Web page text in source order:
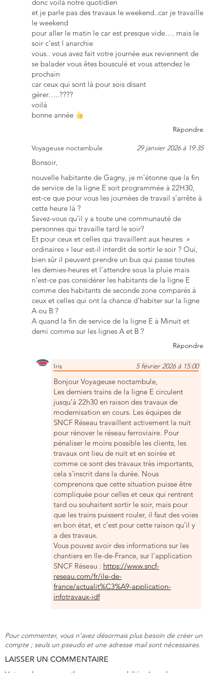
donc voilà notre quotidien
et je parle pas des travaux le weekend..car je travaille
le weekend
pour aller le matin le car est presque vide…. mais le
soir c’est l anarchie
vous.. vous avez fait votre journée eux reviennent de
se balader vous êtes bousculé et vous attendez le
prochain
car ceux qui sont là pour sois disant
gérer…..????
voilà
bonne année
Répondre
Voyageuse noctambule 29 janvier 2026 à 19:35
Bonsoir,
nouvelle habitante de Gagny, je m’étonne que la fin
de service de la ligne E soit programmée à 22H30,
est-ce que pour vous les journées de travail s’arrête à
cette heure là ?
Savez-vous qu’il y a toute une communauté de
personnes qui travaille tard le soir?
Et pour ceux et celles qui travaillent aux heures »
ordinaires » leur est-il interdit de sortir le soir ? Oui,
bien sûr il peuvent prendre un bus qui passe toutes
les demies-heures et l’attendre sous la pluie mais
n’est-ce pas considérer les habitants de la ligne E
comme des habitants de seconde zone comparés à
ceux et celles qui ont la chance d’habiter sur la ligne
A ou B ?
A quand la fin de service de la ligne E à Minuit et
demi comme sur les lignes A et B ?
Répondre
Iris 5 février 2026 à 15:00
Bonjour Voyageuse noctambule,
Les derniers trains de la ligne E circulent
jusqu’à 22h30 en raison des travaux de
modernisation en cours. Les équipes de
SNCF Réseau travaillent activement la nuit
pour rénover le réseau ferroviaire. Pour
pénaliser le moins possible les clients, les
travaux ont lieu de nuit et en soirée et
comme ce sont des travaux très importants,
cela s’inscrit dans la durée. Nous
comprenons que cette situation puisse être
compliquée pour celles et ceux qui rentrent
tard ou souhaitent sortir le soir, mais pour
que les trains puissent rouler, il faut des voies
en bon état, et c’est pour cette raison qu’il y
a des travaux.
Vous pouvez avoir des informations sur les
chantiers en Ile-de-France, sur l’application
SNCF Réseau : https://www.sncf-
reseau.com/fr/ile-de-
france/actualit%C3%A9-application-
infotravaux-idf
Pour commenter, vous n’avez désormais plus besoin de créer un
compte ; seuls un pseudo et une adresse mail sont nécessaires.
LAISSER UN COMMENTAIRE